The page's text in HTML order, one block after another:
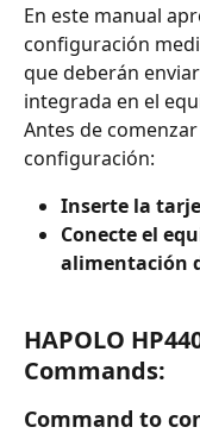
En este manual
configuración
que deberán
integrada en el
Antes de
configuración:
Inserte la
Conecte el
alimentación
HAPOLO
Commands:
Command to